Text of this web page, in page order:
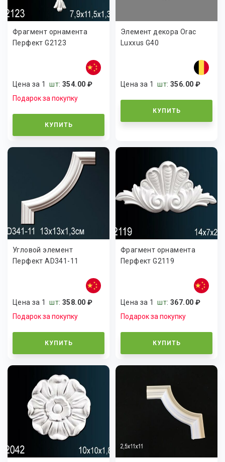
Фрагмент орнамента
Перфект G2123
Цена за 1шт:354.00 ₽
Подарок за покупку
КУПИТЬ
Элемент декора Orac
Luxxus G40
Цена за 1шт:356.00 ₽
КУПИТЬ
Угловой элемент
Перфект AD341-11
Цена за 1шт:358.00 ₽
Подарок за покупку
КУПИТЬ
Фрагмент орнамента
Перфект G2119
Цена за 1шт:367.00 ₽
Подарок за покупку
КУПИТЬ